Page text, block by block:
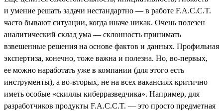
и умение решать задачи нестандартно — в работе F.A.C.C.T.
часто бывают ситуации, когда иначе никак. Очень полезен
аналитический склад ума — склонность принимать
взвешенные решения на основе фактов и данных. Профильная
экспертиза, конечно, тоже важна и полезна. Но, во-первых,
ее можно наработать уже в компании (для этого есть
инструменты), а во-вторых, не на всех вакансиях критично
иметь особые «скиллы киберразведчика». Например, для
разработчиков продукты F.A.C.C.T. — это просто предметная